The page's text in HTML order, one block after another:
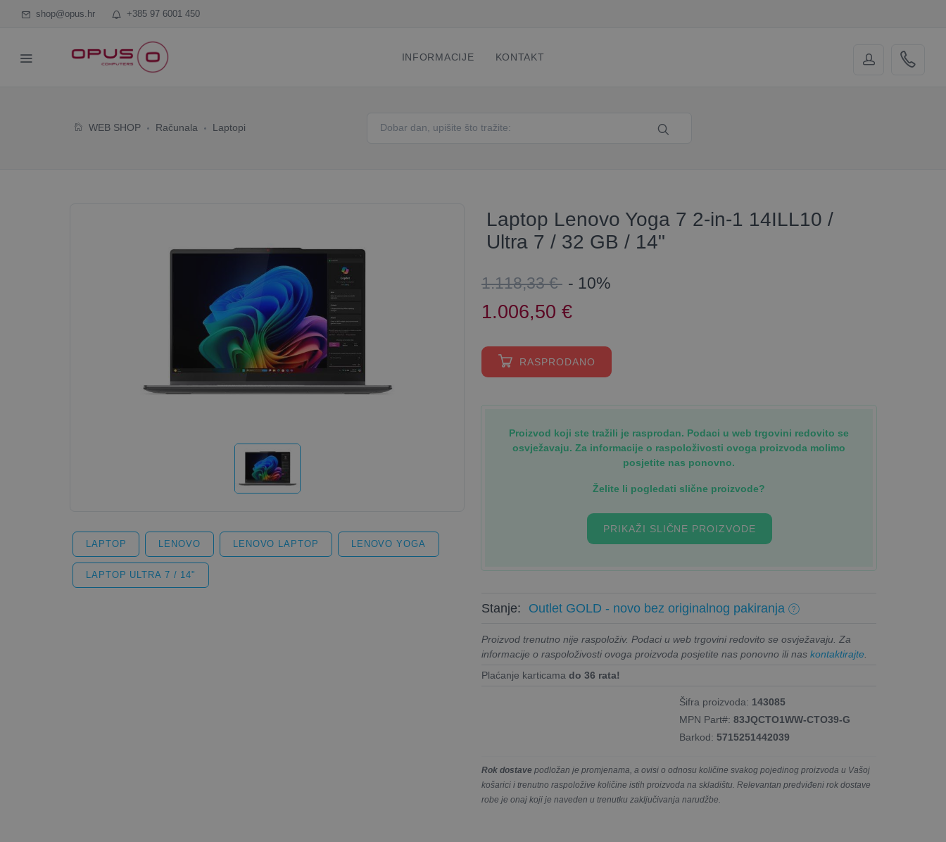
shop@opus.hr +385 97 6001 450
INFORMACIJE KONTAKT
WEB SHOP Računala Laptopi
LAPTOP LENOVO LENOVO LAPTOP LENOVO YOGA
LAPTOP ULTRA 7 / 14"
Laptop Lenovo Yoga 7 2-in-1 14ILL10 /
Ultra 7 / 32 GB / 14"
1.118,33 € - 10%
1.006,50 €
RASPRODANO
Proizvod koji ste tražili je rasprodan. Podaci u web trgovini redovito se
osvježavaju. Za informacije o raspoloživosti ovoga proizvoda molimo
posjetite nas ponovno.
Želite li pogledati slične proizvode?
PRIKAŽI SLIČNE PROIZVODE
Stanje: Outlet GOLD - novo bez originalnog pakiranja
Proizvod trenutno nije raspoloživ. Podaci u web trgovini redovito se osvježavaju. Za
informacije o raspoloživosti ovoga proizvoda posjetite nas ponovno ili nas kontaktirajte
Plaćanje karticama do 36 rata!
Šifra proizvoda: 143085
MPN Part#: 83JQCTO1WW-CTO39-G
Barkod: 5715251442039
Rok dostave podložan je promjenama, a ovisi o odnosu količine svakog pojedinog proizvoda u Vašoj
košarici i trenutno raspoložive količine istih proizvoda na skladištu. Relevantan predviđeni rok dostave
robe je onaj koji je naveden u trenutku zaključivanja narudžbe.